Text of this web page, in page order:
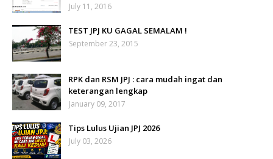
July 11, 2016
TEST JPJ KU GAGAL SEMALAM !
September 23, 2015
RPK dan RSM JPJ : cara mudah ingat dan
keterangan lengkap
January 09, 2017
Tips Lulus Ujian JPJ 2026
July 03, 2026